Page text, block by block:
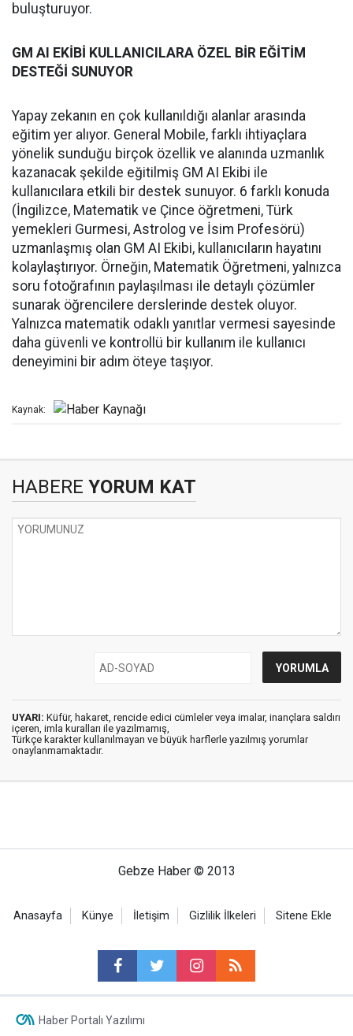
buluşturuyor.
GM AI EKİBİ KULLANICILARA ÖZEL BİR EĞİTİM
DESTEĞİ SUNUYOR
Yapay zekanın en çok kullanıldığı alanlar arasında
eğitim yer alıyor. General Mobile, farklı ihtiyaçlara
yönelik sunduğu birçok özellik ve alanında uzmanlık
kazanacak şekilde eğitilmiş GM AI Ekibi ile
kullanıcılara etkili bir destek sunuyor. 6 farklı konuda
(İngilizce, Matematik ve Çince öğretmeni, Türk
yemekleri Gurmesi, Astrolog ve İsim Profesörü)
uzmanlaşmış olan GM AI Ekibi, kullanıcıların hayatını
kolaylaştırıyor. Örneğin, Matematik Öğretmeni, yalnızca
soru fotoğrafının paylaşılması ile detaylı çözümler
sunarak öğrencilere derslerinde destek oluyor.
Yalnızca matematik odaklı yanıtlar vermesi sayesinde
daha güvenli ve kontrollü bir kullanım ile kullanıcı
deneyimini bir adım öteye taşıyor.
Kaynak:
HABERE YORUM KAT
UYARI: Küfür, hakaret, rencide edici cümleler veya imalar, inançlara saldırı
içeren, imla kuralları ile yazılmamış,
Türkçe karakter kullanılmayan ve büyük harflerle yazılmış yorumlar
onaylanmamaktadır.
Gebze Haber © 2013
Anasayfa Künye İletişim Gizlilik İlkeleri Sitene Ekle
Haber Portalı Yazılımı